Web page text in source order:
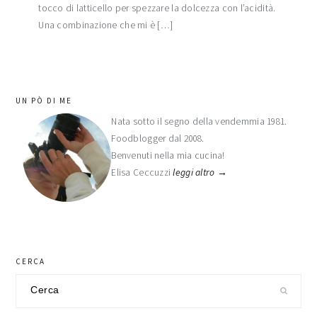
tocco di latticello per spezzare la dolcezza con l’acidità.
Una combinazione che mi è […]
barra
laterale
primaria
UN PÒ DI ME
Nata sotto il segno della vendemmia 1981.
Foodblogger dal 2008.
Benvenuti nella mia cucina!
Elisa Ceccuzzileggi altro →
CERCA